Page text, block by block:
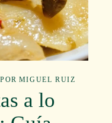
POR MIGUEL RUIZ
a lo